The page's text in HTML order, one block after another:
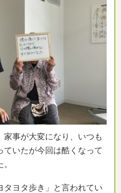
事が大変になり、いつも
ていたが今回は酷くなって
タヨタ歩き」と言われてい